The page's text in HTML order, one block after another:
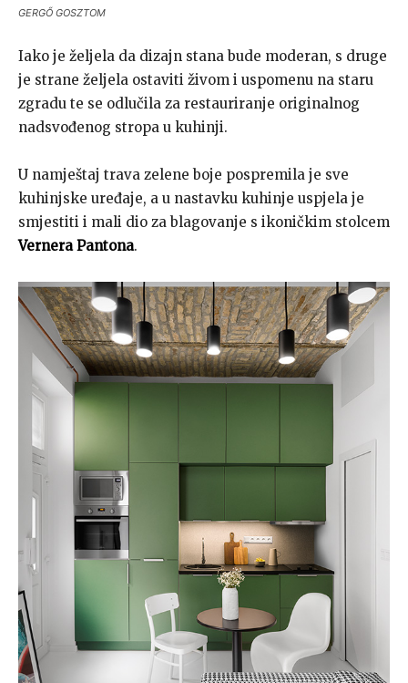
GERGŐ GOSZTOM
Iako je željela da dizajn stana bude moderan, s druge
je strane željela ostaviti živom i uspomenu na staru
zgradu te se odlučila za restauriranje originalnog
nadsvođenog stropa u kuhinji.
U namještaj trava zelene boje pospremila je sve
kuhinjske uređaje, a u nastavku kuhinje uspjela je
smjestiti i mali dio za blagovanje s ikoničkim stolcem
Vernera Pantona.